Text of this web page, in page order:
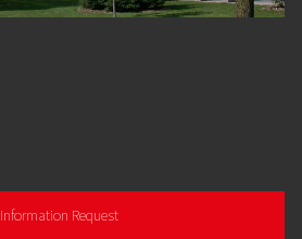
Information Request